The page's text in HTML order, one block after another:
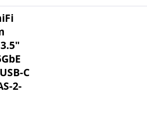
3.5"

C
2-